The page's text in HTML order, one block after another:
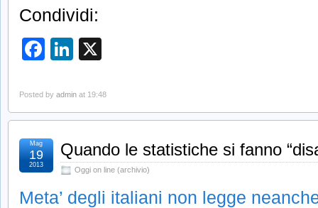
Condividi:
Facebook
LinkedIn
Posted by admin at 19:48
Quando le statistiche si fanno
Oggi on line (archivio)
Mag
19
2013
Meta’ degli italiani non legge